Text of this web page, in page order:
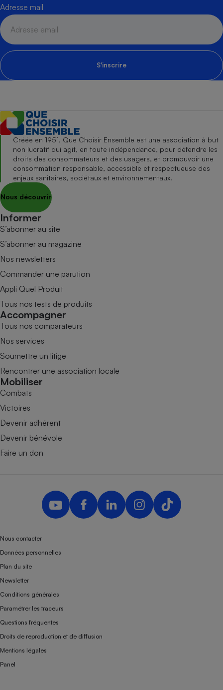
Adresse mail
S'inscrire
Créée en 1951, Que Choisir Ensemble est une association à but
non lucratif qui agit, en toute indépendance, pour défendre les
droits des consommateurs et des usagers, et promouvoir une
consommation responsable, accessible et respectueuse des
enjeux sanitaires, sociétaux et environnementaux.
Nous découvrir
Informer
S’abonner au site
S’abonner au magazine
Nos newsletters
Commander une parution
Appli Quel Produit
Tous nos tests de produits
Accompagner
Tous nos comparateurs
Nos services
Soumettre un litige
Rencontrer une association locale
Mobiliser
Combats
Victoires
Devenir adhérent
Devenir bénévole
Faire un don
Nous contacter
Données personnelles
Plan du site
Newsletter
Conditions générales
Paramétrer les traceurs
Questions fréquentes
Droits de reproduction et de diffusion
Mentions légales
Panel